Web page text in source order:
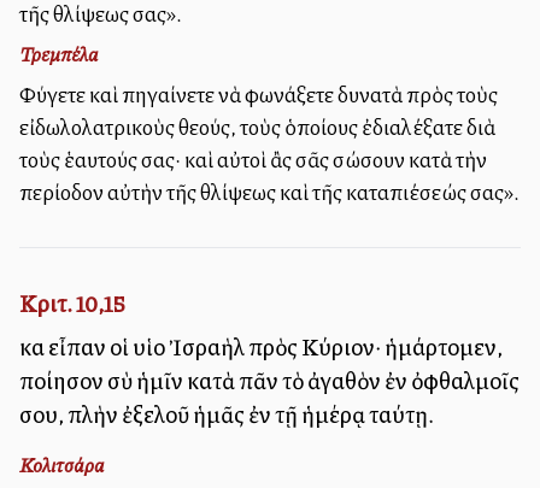
τῆς θλίψεως σας».
Τρεμπέλα
Φύγετε καὶ πηγαίνετε νὰ φωνάξετε δυνατὰ πρὸς τοὺς
εἰδωλολατρικοὺς θεούς, τοὺς ὁποίους ἐδιαλέξατε διὰ
τοὺς ἑαυτούς σας· καὶ αὐτοὶ ἂς σᾶς σώσουν κατὰ τὴν
περίοδον αὐτὴν τῆς θλίψεως καὶ τῆς καταπιέσεώς σας».
Κριτ. 10,15
καὶ εἶπαν οἱ υἱοὶ Ἰσραὴλ πρὸς Κύριον· ἡμάρτομεν,
ποίησον σὺ ἡμῖν κατὰ πᾶν τὸ ἀγαθὸν ἐν ὀφθαλμοῖς
σου, πλὴν ἐξελοῦ ἡμᾶς ἐν τῇ ἡμέρᾳ ταύτῃ.
Κολιτσάρα